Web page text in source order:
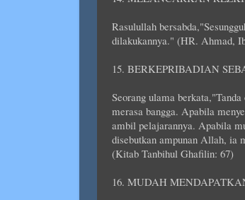
Rasulullah
dilakukannya." (HR. Ahmad,
15. BERKEPRIBADIAN
Seorang ulama
merasa bangga. Apabila
ambil pelajarannya. Apabila
disebutkan ampunan Allah, ia
(Kitab Tanbihul Ghafilin: 67)
16. MUDAH